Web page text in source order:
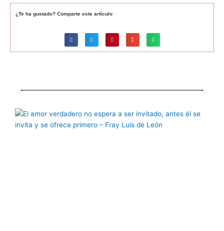
¿Te ha gustado? Comparte este artículo
PáginaPáginaPáginaPáginaPágina